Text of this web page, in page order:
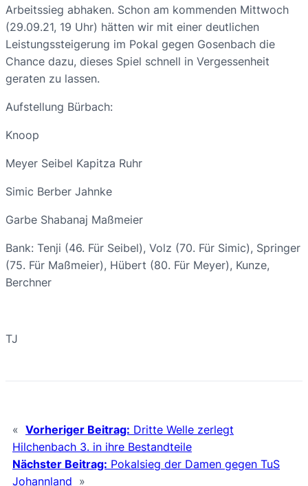
Arbeitssieg abhaken. Schon am kommenden Mittwoch
(29.09.21, 19 Uhr) hätten wir mit einer deutlichen
Leistungssteigerung im Pokal gegen Gosenbach die
Chance dazu, dieses Spiel schnell in Vergessenheit
geraten zu lassen.
Aufstellung Bürbach:
Knoop
Meyer Seibel Kapitza Ruhr
Simic Berber Jahnke
Garbe Shabanaj Maßmeier
Bank: Tenji (46. Für Seibel), Volz (70. Für Simic), Springer
(75. Für Maßmeier), Hübert (80. Für Meyer), Kunze,
Berchner
TJ
« Vorheriger Beitrag: Dritte Welle zerlegt
Hilchenbach 3. in ihre Bestandteile
Nächster Beitrag: Pokalsieg der Damen gegen TuS
Johannland »